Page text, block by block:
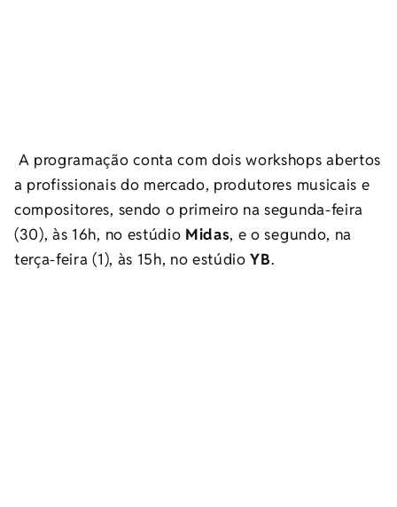
A programação conta com dois workshops abertos
a profissionais do mercado, produtores musicais e
compositores, sendo o primeiro na segunda-feira
(30), às 16h, no estúdio Midas, e o segundo, na
terça-feira (1), às 15h, no estúdioYB.